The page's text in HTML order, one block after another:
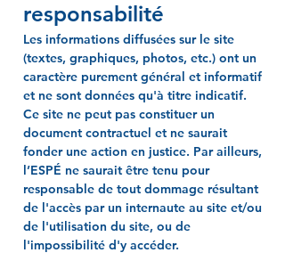
responsabilité
Les informations diffusées sur le site
(textes, graphiques, photos, etc.) ont un
caractère purement général et informatif
et ne sont données qu'à titre indicatif.
Ce site ne peut pas constituer un
document contractuel et ne saurait
fonder une action en justice. Par ailleurs,
l’ESPÉ ne saurait être tenu pour
responsable de tout dommage résultant
de l'accès par un internaute au site et/ou
de l'utilisation du site, ou de
l'impossibilité d'y accéder.